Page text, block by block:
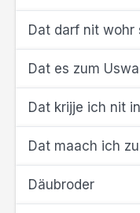
Dat darf nit wohr
Dat es zum
Dat krijje ich nit
Dat maach ich
Däubroder